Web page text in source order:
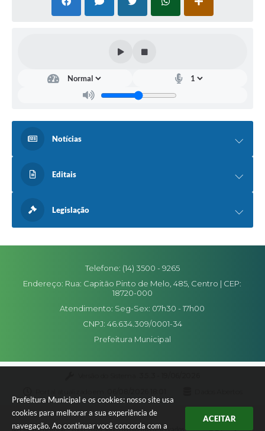
Prefeitura Municipal e os cookies: nosso site usa
cookies para melhorar a sua experiência de
navegação. Ao continuar você concorda com a
ACEITAR
Notícias
Editais
Legislação
Telefone: (14) 3500 - 9265
Endereço: Rua: Capitão Pinto de Melo, 485, Centro | CEP:
18720-000
Atendimento: Seg-Sex: 07h30 - 17h00
CNPJ: 46.634.309/0001-34
Prefeitura Municipal
Copyright Instar - 2006-2026. Todos os direitos reservados -